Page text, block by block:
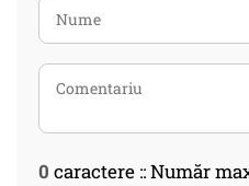
0 caractere :: Număr